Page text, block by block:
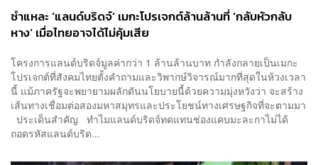
ชำแหละ ‘แลนด์บริดจ์’ เมกะโปรเจกต์ล้านล้านที่ ‘กลับหัวกลับ
หาง’ เมื่อไทยอาจได้ไม่คุ้มเสีย
โครงการแลนด์บริดจ์มูลค่ากว่า 1 ล้านล้านบาท กำลังกลายเป็นเมกะ
โปรเจกต์ที่สังคมไทยตั้งคำถามและวิพากษ์วิจารณ์มากที่สุดในห้วงเวลา
นี้ แม้ภาครัฐจะพยายามผลักดันนโยบายนี้ด้วยความมุ่งหวังว่า จะสร้าง
เส้นทางเชื่อมต่อสองมหาสมุทรและประโยชน์ทางเศรษฐกิจที่จะตามมา
ประเด็นสำคัญ ทำไมแลนด์บริดจ์ทดแทนช่องแคบมะละกาไม่ได้
ถอดรหัสแลนด์บริด...